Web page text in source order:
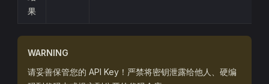
果
WARNING
请妥善保管您的 API Key！严禁将密钥泄露给他人、硬编